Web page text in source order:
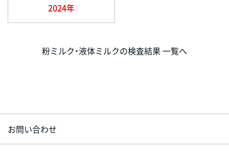
2024年
粉ミルク・液体ミルクの検査結果 一覧へ
お問い合わせ